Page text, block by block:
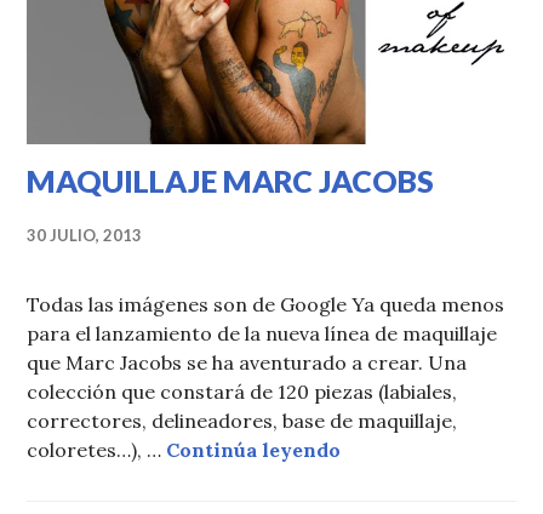
MAQUILLAJE MARC JACOBS
30 JULIO, 2013
Todas las imágenes son de Google Ya queda menos
para el lanzamiento de la nueva línea de maquillaje
que Marc Jacobs se ha aventurado a crear. Una
colección que constará de 120 piezas (labiales,
correctores, delineadores, base de maquillaje,
coloretes…), … Continúa leyendo